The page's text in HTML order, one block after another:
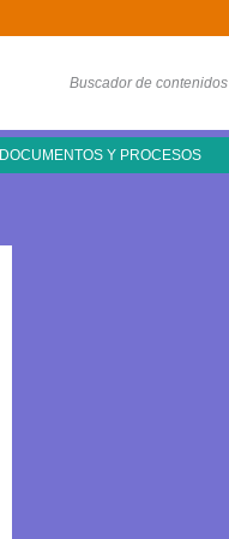
Buscador de contenidos
DOCUMENTOS Y PROCESOS